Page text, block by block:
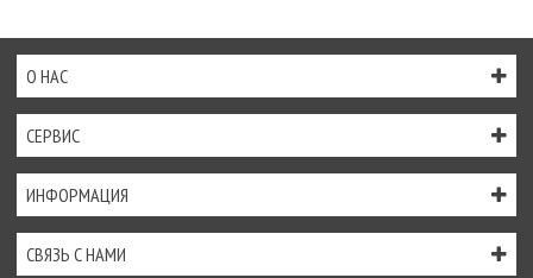
О НАС
СЕРВИС
ИНФОРМАЦИЯ
СВЯЗЬ С НАМИ